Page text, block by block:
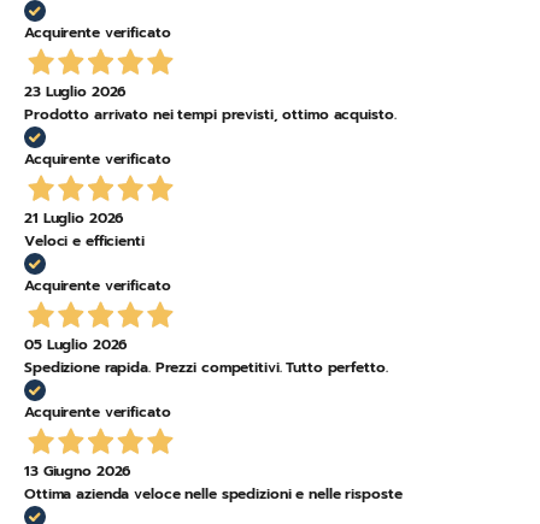
Acquirente verificato
23 Luglio 2026
Prodotto arrivato nei tempi previsti, ottimo acquisto.
Acquirente verificato
21 Luglio 2026
Veloci e efficienti
Acquirente verificato
05 Luglio 2026
Spedizione rapida. Prezzi competitivi. Tutto perfetto.
Acquirente verificato
13 Giugno 2026
Ottima azienda veloce nelle spedizioni e nelle risposte